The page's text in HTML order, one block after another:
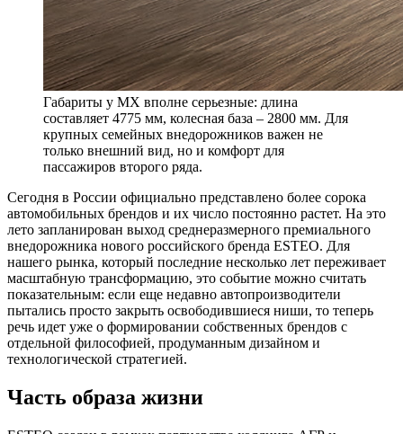
Габариты у MX вполне серьезные: длина
составляет 4775 мм, колесная база – 2800 мм. Для
крупных семейных внедорожников важен не
только внешний вид, но и комфорт для
пассажиров второго ряда.
Сегодня в России официально представлено более сорока
автомобильных брендов и их число постоянно растет. На это
лето запланирован выход среднеразмерного премиального
внедорожника нового российского бренда ESTEO. Для
нашего рынка, который последние несколько лет переживает
масштабную трансформацию, это событие можно считать
показательным: если еще недавно автопроизводители
пытались просто закрыть освободившиеся ниши, то теперь
речь идет уже о формировании собственных брендов с
отдельной философией, продуманным дизайном и
технологической стратегией.
Часть образа жизни